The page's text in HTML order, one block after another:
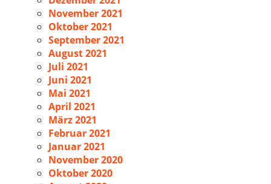
November 2021
Oktober 2021
September 2021
August 2021
Juli 2021
Juni 2021
Mai 2021
April 2021
März 2021
Februar 2021
Januar 2021
November 2020
Oktober 2020